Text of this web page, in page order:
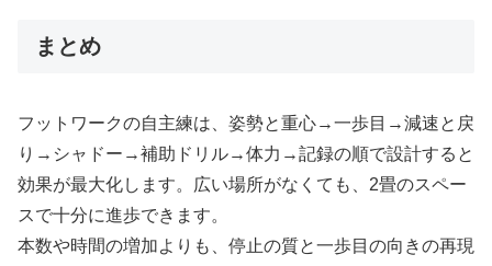
まとめ
フットワークの自主練は、姿勢と重心→一歩目→減速と戻
り→シャドー→補助ドリル→体力→記録の順で設計すると
効果が最大化します。広い場所がなくても、2畳のスペー
スで十分に進歩できます。
本数や時間の増加よりも、停止の質と一歩目の向きの再現